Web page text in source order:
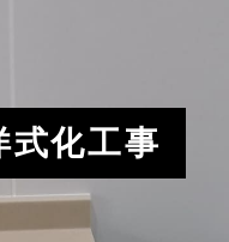
式化工事